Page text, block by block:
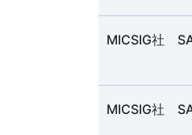
MICSIG社
MICSIG社